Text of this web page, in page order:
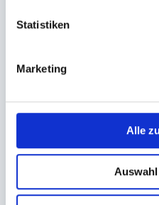
Statistiken
Marketing
Alle
9x14+3cm Nr. 21b (KU 51)